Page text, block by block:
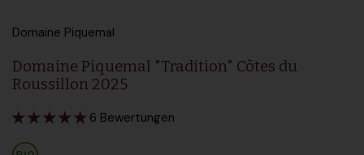
Domaine Piquemal
Domaine Piquemal "Tradition" Côtes du
Roussillon 2025
6 Bewertungen